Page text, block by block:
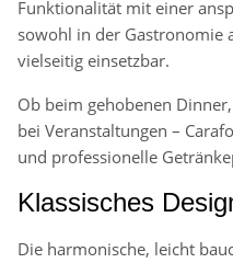
Funktionalität mit einer
sowohl in der Gastronomie
vielseitig einsetzbar.
Ob beim gehobenen
bei Veranstaltungen –
und professionelle
Klassisches
Die harmonische, leicht